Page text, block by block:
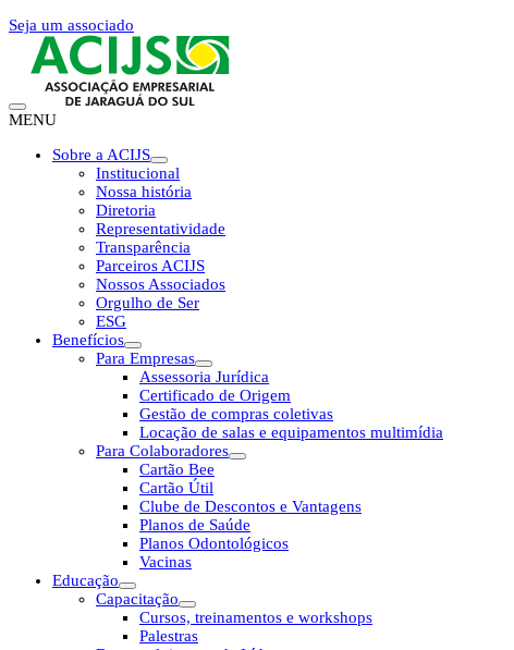
Seja um associado
MENU
Sobre a ACIJS
Institucional
Nossa história
Diretoria
Representatividade
Transparência
Parceiros ACIJS
Nossos Associados
Orgulho de Ser
ESG
Benefícios
Para Empresas
Assessoria Jurídica
Certificado de Origem
Gestão de compras coletivas
Locação de salas e equipamentos multimídia
Para Colaboradores
Cartão Bee
Cartão Útil
Clube de Descontos e Vantagens
Planos de Saúde
Planos Odontológicos
Vacinas
Educação
Capacitação
Cursos, treinamentos e workshops
Palestras